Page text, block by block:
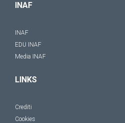
INAF
INAF
EDU INAF
Media INAF
LINKS
Crediti
Cookies